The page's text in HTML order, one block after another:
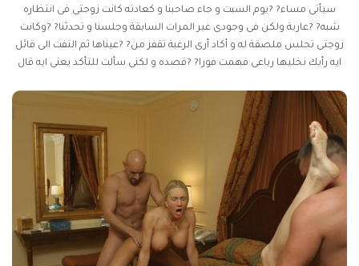
سيأتى مساء? ?يوم السبت و جاء صاحبنا و كعادته كانت زوجتى فى انتظاره
شبه? ?عارية ولكن فى وجودى غير المرات السابقة وجلسنا و تحدثنا? ?وكانت
زوجتى تجلس ملصقة له و أكاد أرى الرغبة تقفز من? ?عيناها ثم التفت الى قائل
ايه رأيك نخليها رباعى فهمت فورا? ?قصده و لكنى سألت للتأكد يعنى ايه قال